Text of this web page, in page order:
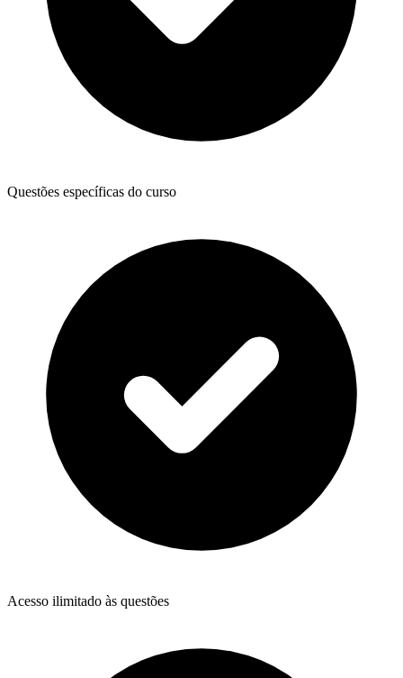
Questões específicas do curso
Acesso ilimitado às questões